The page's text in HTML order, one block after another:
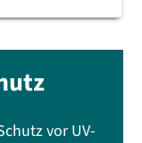
vor UV-